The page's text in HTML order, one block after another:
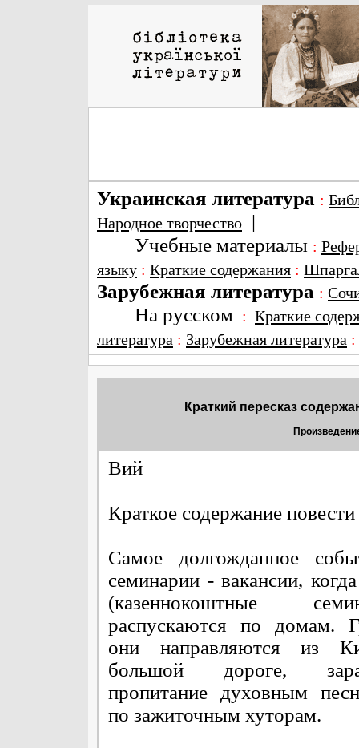
Украинская литература :
Народное творчество |
Учебные материалы :
языку : Краткие содержания :
Зарубежная литература :
На русском : Краткие
литература : Зарубежная литература
Краткий пересказ
Вий
Краткое содержание повести
Самое долгожданное
семинарии - вакансии,
(казеннокоштные
распускаются по домам.
они направляются из
большой дороге,
пропитание духовным
по зажиточным хуторам.